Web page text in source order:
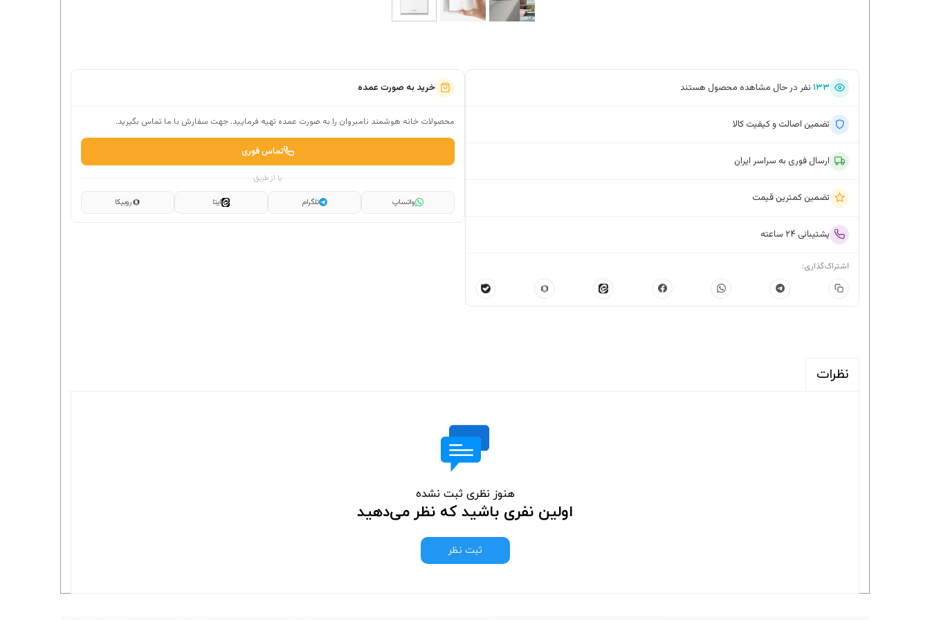
۱۳۳ نفر در حال مشاهده محصول هستند
تضمین اصالت و کیفیت کالا
ارسال فوری به سراسر ایران
تضمین کمترین قیمت
پشتیبانی ۲۴ ساعته
اشتراک‌گذاری:
خرید به صورت عمده
محصولات خانه هوشمند نامبروان را به صورت عمده تهیه فرمایید. جهت سفارش با ما تماس بگیرید.
تماس فوری
یا از طریق
واتساپ تلگرام ایتا روبیکا
نظرات
هنوز نظری ثبت نشده
اولین نفری باشید که نظر می‌دهید
ثبت نظر